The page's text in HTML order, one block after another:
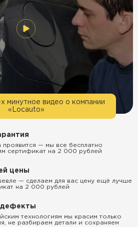
минутное видео о компании
«Locauto»
проявится — мы все бесплатно
сертификат на 2 000 рублей
цены
— сделаем для вас цену ещё лучше
на 2 000 рублей
дефекты
технологиям мы красим только
не разбираем детали и сохраняем